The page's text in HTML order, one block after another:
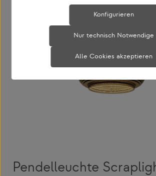
Bildergalerie überspringen
Pendelleuchte
Nur technisch Notwendige
Konfigurieren
Alle Cookies akzeptieren